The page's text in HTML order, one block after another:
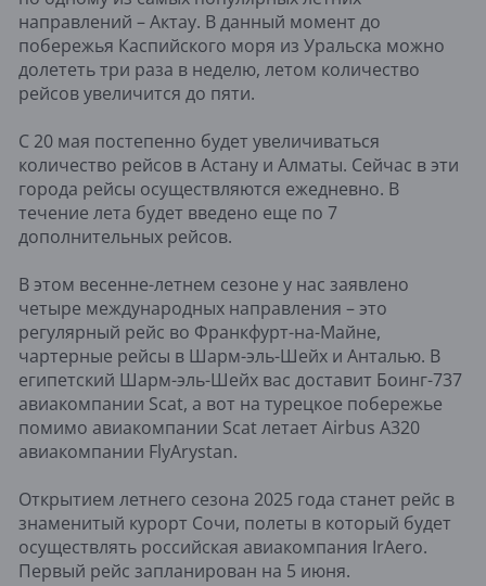
направлений – Актау. В данный момент до
побережья Каспийского моря из Уральска можно
долететь три раза в неделю, летом количество
рейсов увеличится до пяти.
С 20 мая постепенно будет увеличиваться
количество рейсов в Астану и Алматы. Сейчас в эти
города рейсы осуществляются ежедневно. В
течение лета будет введено еще по 7
дополнительных рейсов.
В этом весенне-летнем сезоне у нас заявлено
четыре международных направления – это
регулярный рейс во Франкфурт-на-Майне,
чартерные рейсы в Шарм-эль-Шейх и Анталью. В
египетский Шарм-эль-Шейх вас доставит Боинг-737
авиакомпании Scat, а вот на турецкое побережье
помимо авиакомпании Scat летает Airbus A320
авиакомпании FlyArystan.
Открытием летнего сезона 2025 года станет рейс в
знаменитый курорт Сочи, полеты в который будет
осуществлять российская авиакомпания IrAero.
Первый рейс запланирован на 5 июня.